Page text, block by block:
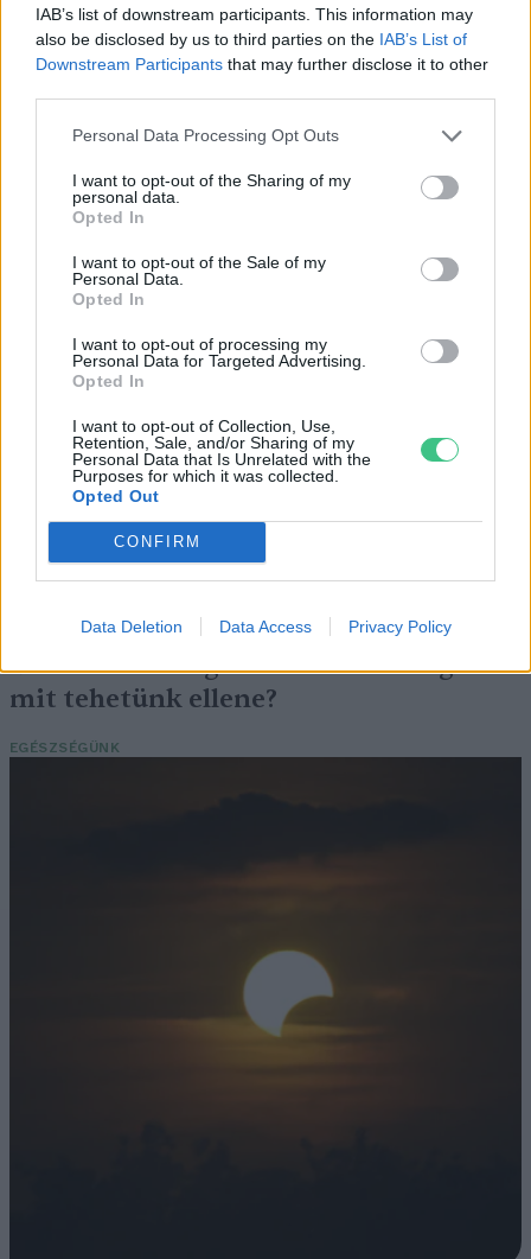
IAB’s list of downstream participants. This information may
also be disclosed by us to third parties on the IAB’s List of
Downstream Participants that may further disclose it to other
Personal Data Processing Opt Outs
I want to opt-out of the Sharing of my
personal data.
Opted In
I want to opt-out of the Sale of my
Personal Data.
Opted In
I want to opt-out of processing my
Personal Data for Targeted Advertising.
Opted In
I want to opt-out of Collection, Use,
Retention, Sale, and/or Sharing of my
Personal Data that Is Unrelated with the
Purposes for which it was collected.
Opted Out
CONFIRM
Data Deletion Data Access Privacy Policy
ÉLŐ BOLYGÓNK
Még Paks kiesését is áthidalhatná a
ENERGIA
Minden évszázadra jutott egy
„szuperaszály”, az idei év mégis más
Miért viseli meg az embert a hőség és
mit tehetünk ellene?
EGÉSZSÉGÜNK